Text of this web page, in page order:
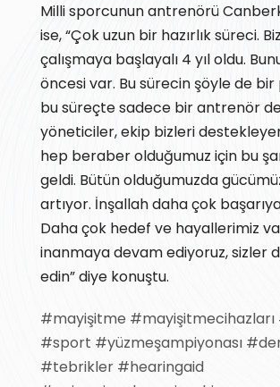
Milli sporcunun antrenörü
ise, “Çok uzun bir hazırlık süreci.
çalışmaya başlayalı 4 yıl oldu.
öncesi var. Bu sürecin şöyle de bir
bu süreçte sadece bir antrenör
yöneticiler, ekip bizleri
hep beraber olduğumuz için bu
geldi. Bütün olduğumuzda
artıyor. İnşallah daha çok
Daha çok hedef ve hayallerimiz
inanmaya devam ediyoruz, sizler
edin” diye konuştu.
#mayişitme #mayişitmecihazları
#sport #yüzmeşampiyonası
#tebrikler #hearingaid